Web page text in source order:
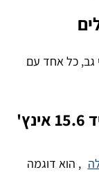
גב, כל אחד עם
, הוא דוגמה